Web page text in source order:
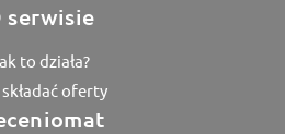
serwisie
to działa?
składać oferty